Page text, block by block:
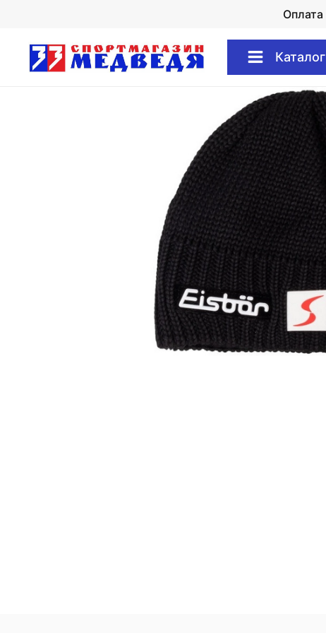
Оплата
Каталог